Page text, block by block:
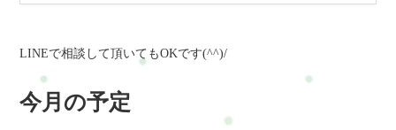
LINEで相談して頂いてもOKです(^^)/
今月の予定